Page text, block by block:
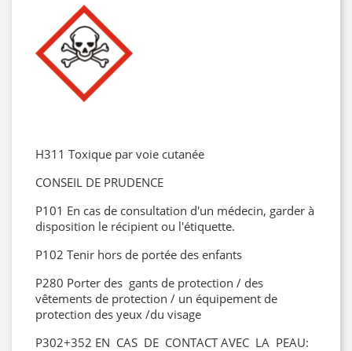
H311 Toxique par voie cutanée
CONSEIL DE PRUDENCE
P101 En cas de consultation d'un médecin, garder à
disposition le récipient ou l'étiquette.
P102 Tenir hors de portée des enfants
P280 Porter des gants de protection / des
vêtements de protection / un équipement de
protection des yeux /du visage
P302+352 EN CAS DE CONTACT AVEC LA PEAU: